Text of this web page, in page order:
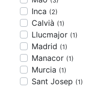
Inca (2)
Calvià (1)
Llucmajor (1)
Madrid (1)
Manacor (1)
Murcia (1)
Sant Josep (1)